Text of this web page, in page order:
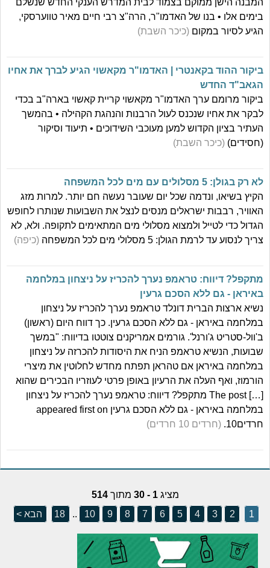
המבנה הישן ממוקם בצמוד לבית המדרש הענקי החדש שנשלם
בימים אלו • בנו של האדמו"ר, הרה"צ רבי חיים מאיר טווערסקי,
הגיע לסיור במקום (כיכר השבת)
ביקור ההוד בקאנטרי | האדמו"ר מקאשוי הגיע לברך את אחיו
הגאב"ד החדש
ביקור מרומם ערך האדמו"ר מקאשוי קריית קאשוי בארה"ב בכדי
לבקר את אחיו שנכנס לעול הרבנות והנהגת הקהילה • בהמשך
העתיר בציון הקדוש למען מעוכבי השידוכים • תיעוד וסיקור
(חסידים) (כיכר השבת)
לא רק בגולן: 5 מסלולים עם מים לכל המשפחה
הקיץ בשיאו, ונדמה שכל יום שעובר נעשה חם יותר. למרות מזג
האוויר, רבבות ישראלים מנסים לנצל את השבועות שנותרו לחופש
הגדול כדי לטייל ולמצוא מסלולי מים המתאימים לתקופה. ולא, לא
צריך לנסוע עד לרמת הגולן: 5 מסלולי מים לכל המשפחה
(כיפה)
מתקפל? דיווח: טראמפ נערך להכריז על ניצחון במלחמה
באיראן - גם ללא הסכם גרעין
נשיא ארצות הברית דונלד טראמפ נערך להכריז על ניצחון
במלחמה באיראן - גם ללא הסכם גרעין. כך דווח היום (ראשון)
ב'וול-סטריט ג'ורנל'. גורמים אמריקנים צוטטו בדיווח: "במשך
שבועות, הנשיא טראמפ הניח את היסודות להכרזה על ניצחון
במלחמה באיראן אם טהראן תפתח מחדש לחלוטין את מיצרי
הורמוז, ואף העלה את הרעיון באופן פרטי לעוזריו הבכירים שהוא
[…] The post מתקפל? דיווח: טראמפ נערך להכריז על ניצחון
במלחמה באיראן - גם ללא הסכם גרעין appeared first on
חרדים10.
(חרדים 10 חרדים)
מציג1 - 30 מתוך514
1
2
3
4
5
6
7
8
9
10
..
18 הבא >